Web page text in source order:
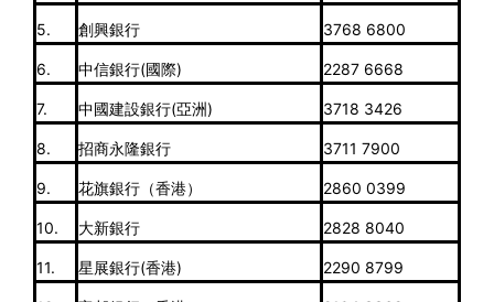
5. 創興銀行 3768 6800
6. 中信銀行(國際) 2287 6668
7. 中國建設銀行(亞洲) 3718 3426
8. 招商永隆銀行 3711 7900
9. 花旗銀行（香港） 2860 0399
10. 大新銀行 2828 8040
11. 星展銀行(香港) 2290 8799